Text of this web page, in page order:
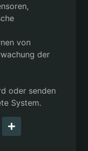
von
der
oder senden
System.